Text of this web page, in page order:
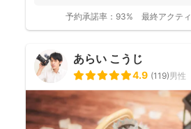
予約承諾率： 93% 最終アクティ
あらい こうじ
4.9 (119)男性